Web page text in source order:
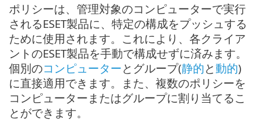
ポリシーは、管理対象のコンピューターで実行
されるESET製品に、特定の構成をプッシュする
ために使用されます。これにより、各クライア
ントのESET製品を手動で構成せずに済みます。
個別のコンピューターとグループ(静的と動的)
に直接適用できます。また、複数のポリシーを
コンピューターまたはグループに割り当てるこ
とができます。